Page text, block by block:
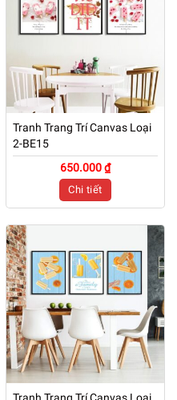
Tranh Trang Trí Canvas Loại
2-BE15
650.000 ₫
Chi tiết